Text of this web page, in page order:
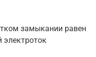
замыкании равен